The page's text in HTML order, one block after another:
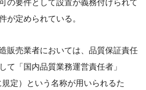
の要件として設置が義務付けられて
が定められている。
販売業者においては、品質保証責任
て「国内品質業務運営責任者」
規定）という名称が用いられるた